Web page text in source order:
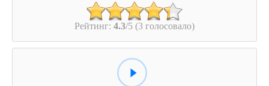
Рейтинг: 4.3/5 (3 голосовало)